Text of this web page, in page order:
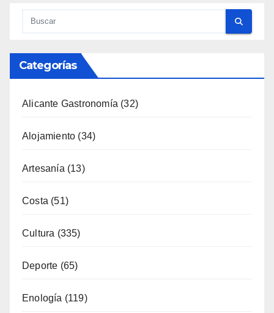
Categorías
Alicante Gastronomía (32)
Alojamiento (34)
Artesanía (13)
Costa (51)
Cultura (335)
Deporte (65)
Enología (119)